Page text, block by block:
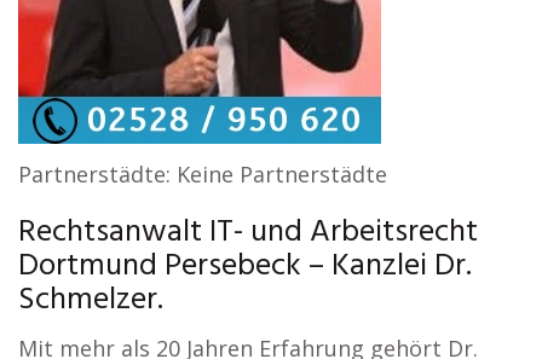
Partnerstädte: Keine Partnerstädte
Rechtsanwalt IT- und Arbeitsrecht
Dortmund Persebeck – Kanzlei Dr.
Schmelzer.
Mit mehr als 20 Jahren Erfahrung gehört Dr.